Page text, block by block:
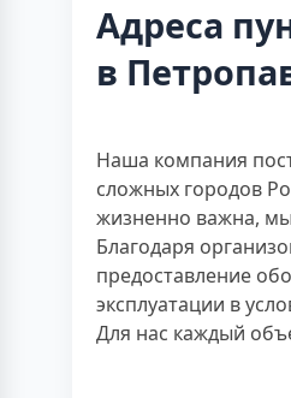
Адреса
в
Наша компания
сложных городов
жизненно важна,
Благодаря
предоставление
эксплуатации в
Для нас каждый